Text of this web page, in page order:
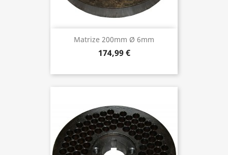
Matrize 200mm Ø 6mm
174,99 €